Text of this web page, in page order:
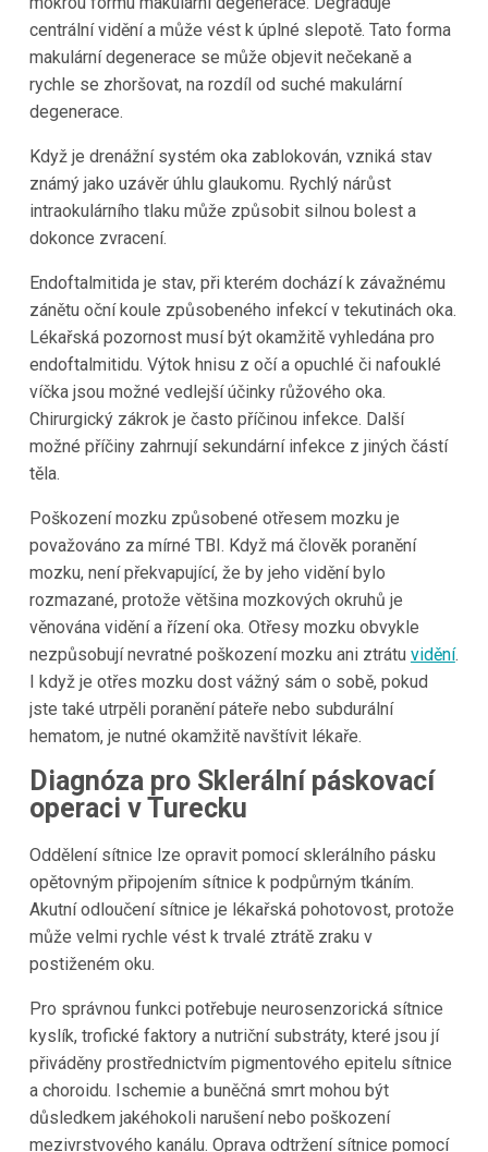
centrální vidění a může vést k úplné slepotě. Tato forma
makulární degenerace se může objevit nečekaně a
rychle se zhoršovat, na rozdíl od suché makulární
degenerace.
Když je drenážní systém oka zablokován, vzniká stav
známý jako uzávěr úhlu glaukomu. Rychlý nárůst
intraokulárního tlaku může způsobit silnou bolest a
dokonce zvracení.
Endoftalmitida je stav, při kterém dochází k závažnému
zánětu oční koule způsobeného infekcí v tekutinách oka.
Lékařská pozornost musí být okamžitě vyhledána pro
endoftalmitidu. Výtok hnisu z očí a opuchlé či nafouklé
víčka jsou možné vedlejší účinky růžového oka.
Chirurgický zákrok je často příčinou infekce. Další
možné příčiny zahrnují sekundární infekce z jiných částí
těla.
Poškození mozku způsobené otřesem mozku je
považováno za mírné TBI. Když má člověk poranění
mozku, není překvapující, že by jeho vidění bylo
rozmazané, protože většina mozkových okruhů je
věnována vidění a řízení oka. Otřesy mozku obvykle
nezpůsobují nevratné poškození mozku ani ztrátu vidění.
I když je otřes mozku dost vážný sám o sobě, pokud
jste také utrpěli poranění páteře nebo subdurální
hematom, je nutné okamžitě navštívit lékaře.
Diagnóza pro Sklerální páskovací
operaci v Turecku
Oddělení sítnice lze opravit pomocí sklerálního pásku
opětovným připojením sítnice k podpůrným tkáním.
Akutní odloučení sítnice je lékařská pohotovost, protože
může velmi rychle vést k trvalé ztrátě zraku v
postiženém oku.
Pro správnou funkci potřebuje neurosenzorická sítnice
kyslík, trofické faktory a nutriční substráty, které jsou jí
přiváděny prostřednictvím pigmentového epitelu sítnice
a choroidu. Ischemie a buněčná smrt mohou být
důsledkem jakéhokoli narušení nebo poškození
mezivrstvového kanálu. Oprava odtržení sítnice pomocí